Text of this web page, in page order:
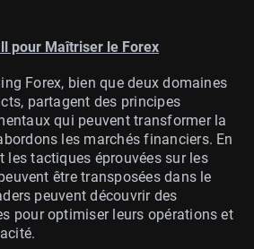
pour Maîtriser le Forex
Forex, bien que deux domaines
partagent des principes
qui peuvent transformer la
les marchés financiers. En
les tactiques éprouvées sur les
être transposées dans le
peuvent découvrir des
pour optimiser leurs opérations et